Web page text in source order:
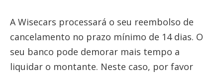
A Wisecars processará o seu reembolso de
cancelamento no prazo mínimo de 14 dias. O
seu banco pode demorar mais tempo a
liquidar o montante. Neste caso, por favor